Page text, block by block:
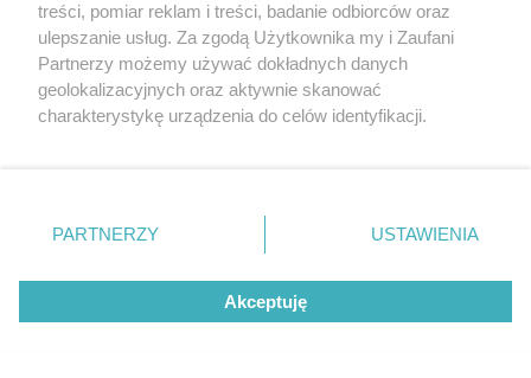
© 2026 Grupa ZPR Media
treści, pomiar reklam i treści, badanie odbiorców oraz
ulepszanie usług. Za zgodą Użytkownika my i Zaufani
Partnerzy możemy używać dokładnych danych
geolokalizacyjnych oraz aktywnie skanować
charakterystykę urządzenia do celów identyfikacji.
zmienić/wycofać klikając przycisk ustawień prywatności
znajdujący się w lewym dolnym rogu strony
rodzaje przetwarzania danych nie wymagają zgody
użytkownika, ale masz prawo sprzeciwić się takiemu
przetwarzaniu. Preferencje będą miały zastosowanie tylko
PARTNERZY USTAWIENIA
Akceptuję